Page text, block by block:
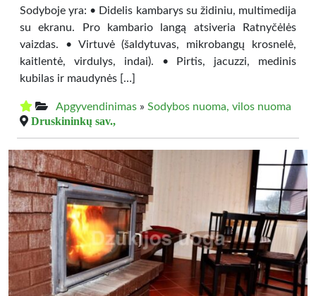
Sodyboje yra: • Didelis kambarys su židiniu, multimedija
su ekranu. Pro kambario langą atsiveria Ratnyčėlės
vaizdas. • Virtuvė (šaldytuvas, mikrobangų krosnelė,
kaitlentė, virdulys, indai). • Pirtis, jacuzzi, medinis
kubilas ir maudynės […]
Apgyvendinimas » Sodybos nuoma, vilos nuoma
Druskininkų sav.,